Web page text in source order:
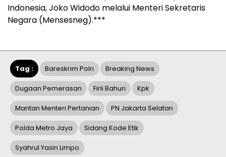
Indonesia, Joko Widodo melalui Menteri Sekretaris
Negara (Mensesneg).***
Tag : Bareskrim Polri Breaking News
Dugaan Pemerasan Firli Bahuri Kpk
Mantan Menteri Pertanian PN Jakarta Selatan
Polda Metro Jaya Sidang Kode Etik
Syahrul Yasin Limpo